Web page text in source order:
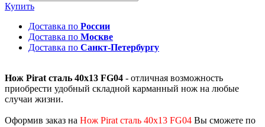
Купить
Доставка по России
Доставка по Москве
Доставка по Санкт-Петербургу
Нож Pirat сталь 40х13 FG04 - отличная возможность
приобрести удобный складной карманный нож на любые
случаи жизни.
Оформив заказ на Нож Pirat сталь 40х13 FG04 Вы сможете по